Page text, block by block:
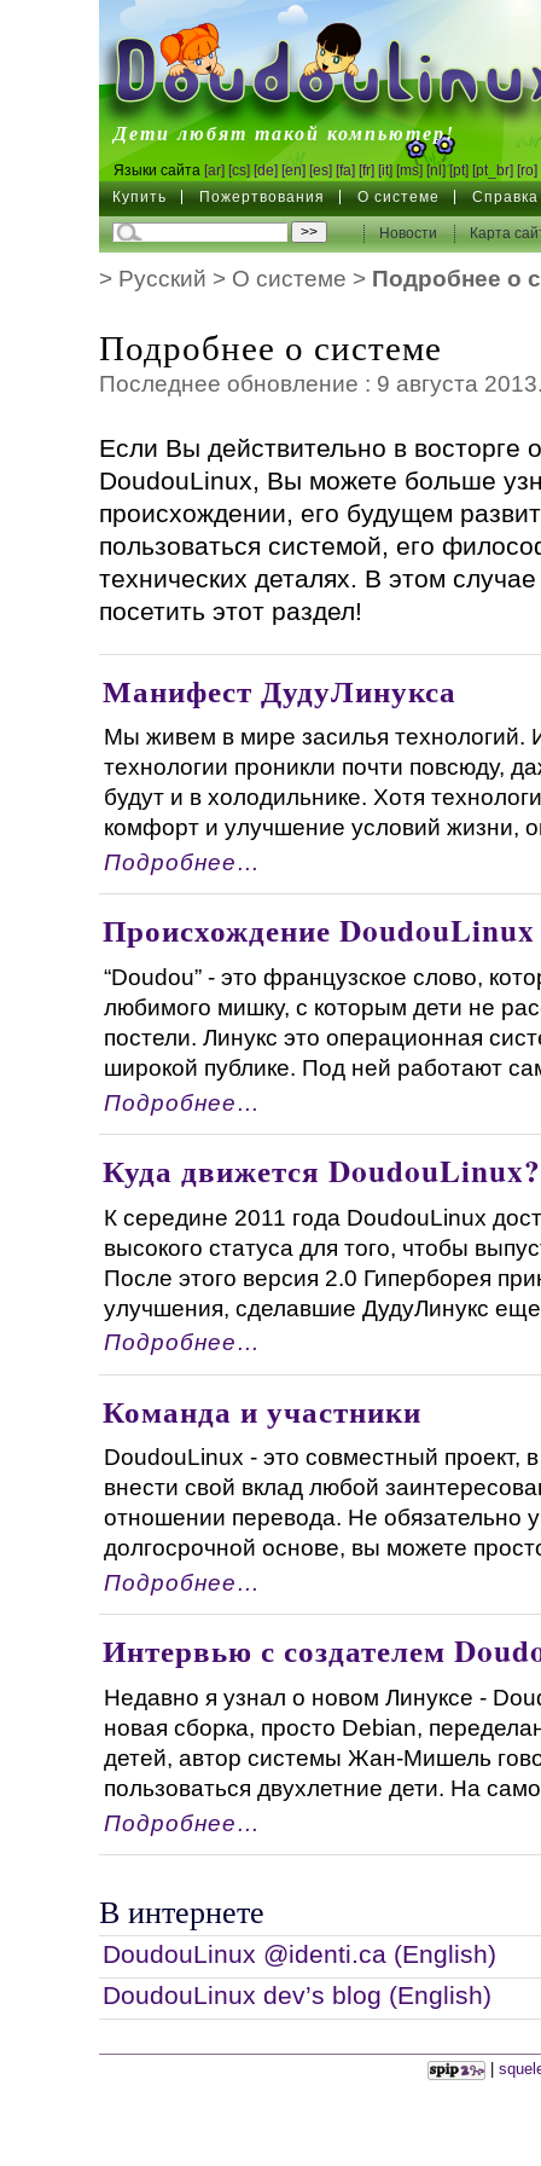
DoudouLinux
Дети любят такой компьютер!
Языки сайта [ar] [cs] [de] [en] [es] [fa] [fr] [it] [ms] [nl] [pt] [pt_br] [ro]
Купить Пожертвования О системе Справка
Новости Карта
> Русский > О системе > Подробнее о
Подробнее о системе
Последнее обновление : 9 августа
Если Вы действительно в восторге
DoudouLinux, Вы можете больше
происхождении, его будущем
пользоваться системой, его
технических деталях. В этом
посетить этот раздел!
Манифест ДудуЛинукса
Мы живем в мире засилья технологий.
технологии проникли почти повсюду,
будут и в холодильнике. Хотя
комфорт и улучшение условий жизни,
Подробнее…
Происхождение DoudouLinux
“Doudou” - это французское слово,
любимого мишку, с которым дети не
постели. Линукс это операционная
широкой публике. Под ней работают
Подробнее…
Куда движется DoudouLinux?
К середине 2011 года DoudouLinux
высокого статуса для того, чтобы
После этого версия 2.0 Гиперборея
улучшения, сделавшие ДудуЛинукс
Подробнее…
Команда и участники
DoudouLinux - это совместный проект,
внести свой вклад любой
отношении перевода. Не обязательно
долгосрочной основе, вы можете
Подробнее…
Интервью с создателем
Недавно я узнал о новом Линуксе -
новая сборка, просто Debian,
детей, автор системы Жан-Мишель
пользоваться двухлетние дети. На
Подробнее…
В интернете
DoudouLinux @identi.ca (English)
DoudouLinux dev’s blog (English)